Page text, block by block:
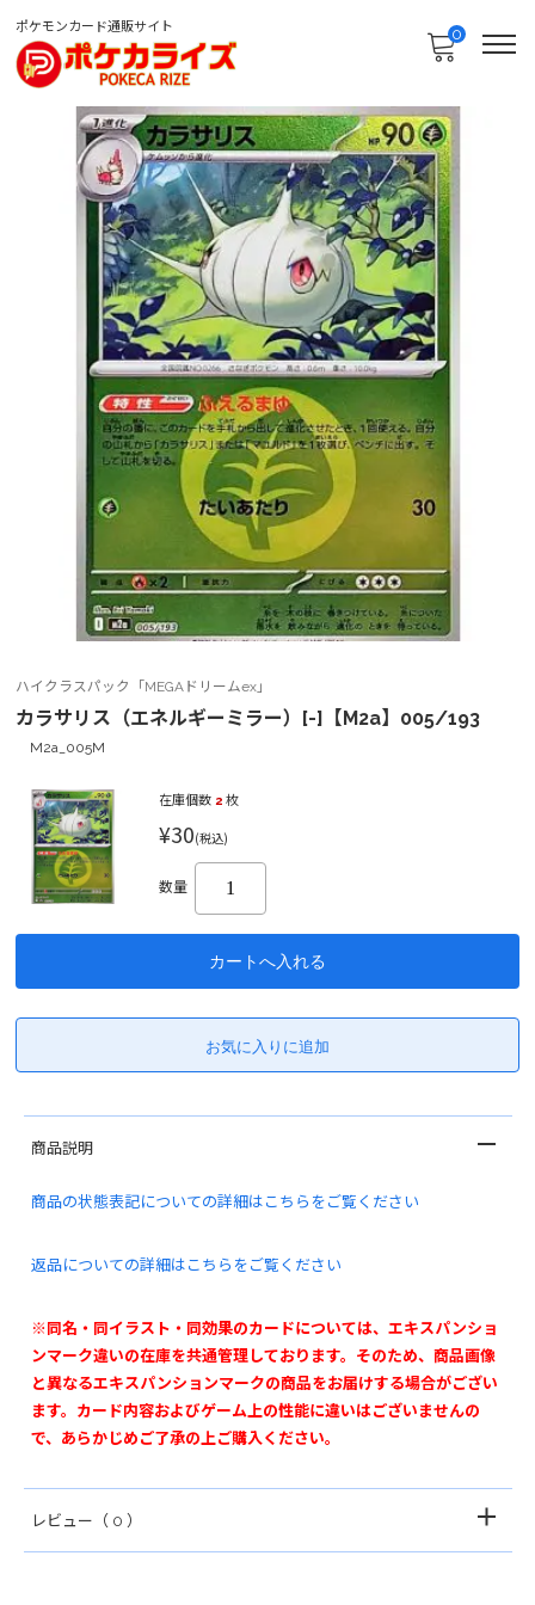
ポケモンカード通販サイト 0
ハイクラスパック「MEGAドリームex」
カラサリス（エネルギーミラー）[-]【M2a】005/193
M2a_005M
在庫個数 2 枚
¥30(税込)
数量
商品説明
商品の状態表記についての詳細はこちらをご覧ください
返品についての詳細はこちらをご覧ください
※同名・同イラスト・同効果のカードについては、エキスパンショ
ンマーク違いの在庫を共通管理しております。そのため、商品画像
と異なるエキスパンションマークの商品をお届けする場合がござい
ます。カード内容およびゲーム上の性能に違いはございませんの
で、あらかじめご了承の上ご購入ください。
レビュー （ 0 ）